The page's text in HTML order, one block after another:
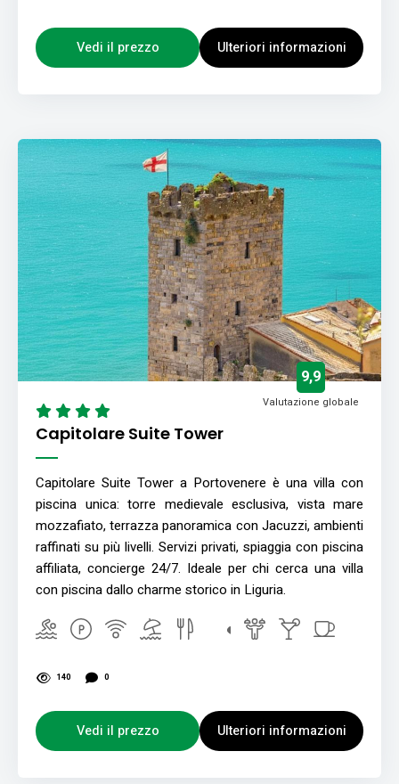
Vedi il prezzo Ulteriori informazioni
Capitolare Suite Tower
9,9
Valutazione globale
Capitolare Suite Tower a Portovenere è una villa con
piscina unica: torre medievale esclusiva, vista mare
mozzafiato, terrazza panoramica con Jacuzzi, ambienti
raffinati su più livelli. Servizi privati, spiaggia con piscina
affiliata, concierge 24/7. Ideale per chi cerca una villa
con piscina dallo charme storico in Liguria.
140 0
Vedi il prezzo Ulteriori informazioni